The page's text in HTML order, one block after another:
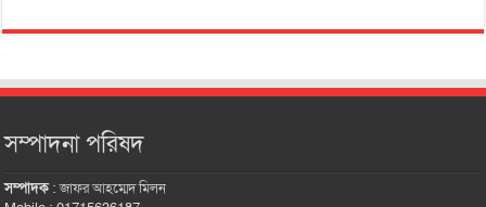
সম্পাদনা পরিষদ
সম্পাদক:জাফর আহম্মেদ মিলন